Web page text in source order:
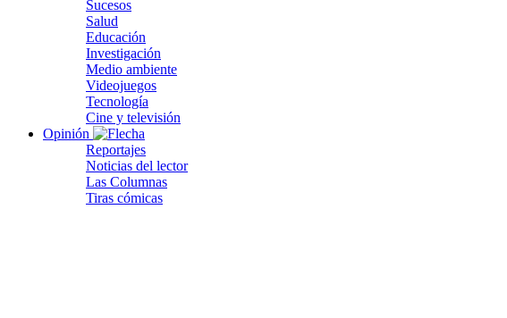
Sucesos
Salud
Educación
Investigación
Medio ambiente
Videojuegos
Tecnología
Cine y televisión
Opinión
Reportajes
Noticias del lector
Las Columnas
Tiras cómicas